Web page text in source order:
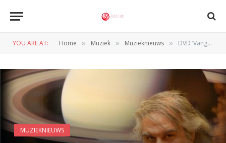
YOU ARE AT: Home » Muziek » Muzieknieuws » DVD ‘Vangelis And The Journey To Ithaka’ uit op 23 september
MUZIEKNIEUWS